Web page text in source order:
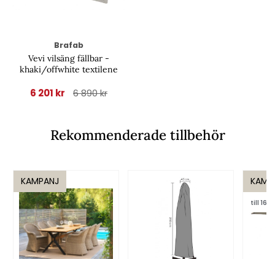
Brafab
Vevi vilsäng fällbar -
khaki/offwhite textilene
6 201 kr 6 890 kr
Rekommenderade tillbehör
KAMPANJ
till 16/8